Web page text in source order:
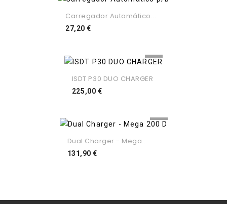
Carregador Automático...
27,20 €Preço
ISDT P30 DUO CHARGER
225,00 €Preço
Dual Charger - Mega...
131,90 €Preço